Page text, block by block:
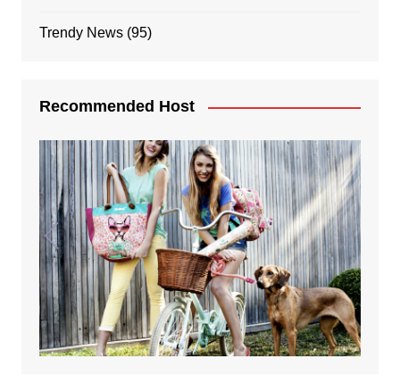
Trendy News(95)
Recommended Host